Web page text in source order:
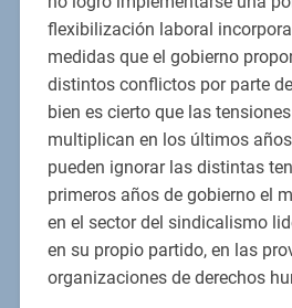
flexibilización laboral
medidas que el gobierno
distintos conflictos por parte
bien es cierto que las
multiplican en los últimos
pueden ignorar las distintas
primeros años de gobierno el
en el sector del sindicalismo
en su propio partido, en las
organizaciones de derechos